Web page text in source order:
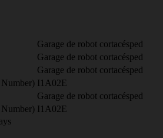
Garage de robot cortacésped
Garage de robot cortacésped
Garage de robot cortacésped
I1A02E
Garage de robot cortacésped
I1A02E